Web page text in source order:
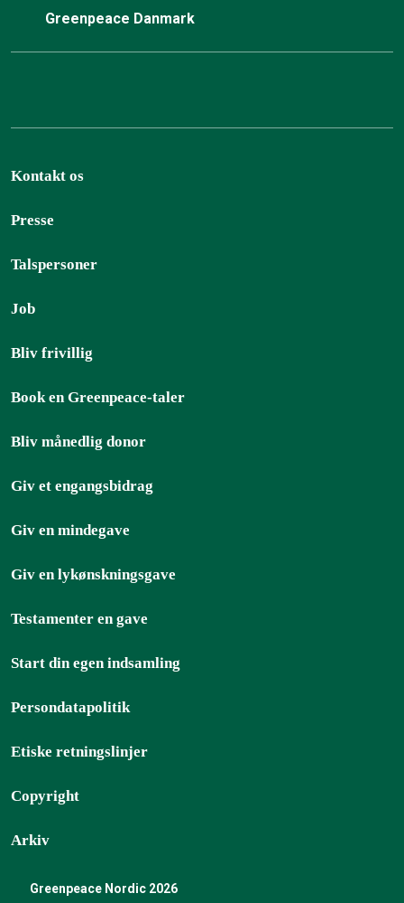
Greenpeace Danmark
Kontakt os
Presse
Talspersoner
Job
Bliv frivillig
Book en Greenpeace-taler
Bliv månedlig donor
Giv et engangsbidrag
Giv en mindegave
Giv en lykønskningsgave
Testamenter en gave
Start din egen indsamling
Persondatapolitik
Etiske retningslinjer
Copyright
Arkiv
Greenpeace Nordic 2026